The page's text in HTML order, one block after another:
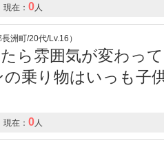
現在： 0人
洲町/20代/Lv.16）
ら雰囲気が変わっ
乗り物はいっも子
現在： 0人